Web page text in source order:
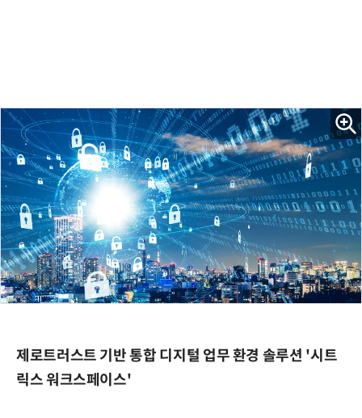
제로트러스트 기반 통합 디지털 업무 환경 솔루션 '시트
릭스 워크스페이스'